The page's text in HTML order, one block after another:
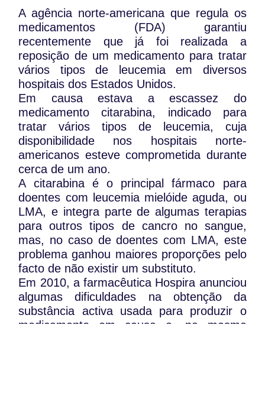
A agência norte-americana que regula os
medicamentos (FDA) garantiu
recentemente que já foi realizada a
reposição de um medicamento para tratar
vários tipos de leucemia em diversos
hospitais dos Estados Unidos.
Em causa estava a escassez do
medicamento citarabina, indicado para
tratar vários tipos de leucemia, cuja
disponibilidade nos hospitais norte-
americanos esteve comprometida durante
cerca de um ano.
A citarabina é o principal fármaco para
doentes com leucemia mielóide aguda, ou
LMA, e integra parte de algumas terapias
para outros tipos de cancro no sangue,
mas, no caso de doentes com LMA, este
problema ganhou maiores proporções pelo
facto de não existir um substituto.
Em 2010, a farmacêutica Hospira anunciou
algumas dificuldades na obtenção da
substância activa usada para produzir o
medicamento em causa e, na mesma